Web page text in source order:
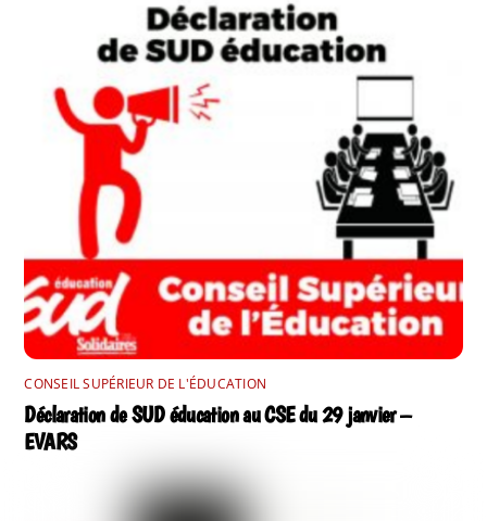
CONSEIL SUPÉRIEUR DE L'ÉDUCATION
Déclaration de SUD éducation au CSE du 29 janvier –
EVARS